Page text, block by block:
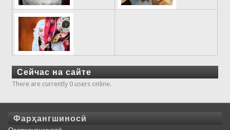
Сейчас на сайте
There are currently 0 users online.
Фарҳангшиносӣ